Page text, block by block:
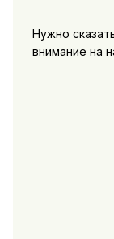
Нужно
внимание на